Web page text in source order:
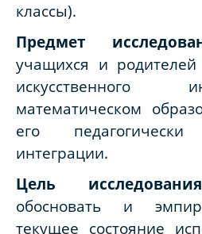
классы).
Предмет
учащихся и
искусственного
математическом
его педагогически
интеграции.
Цель
обосновать и
текущее состояние